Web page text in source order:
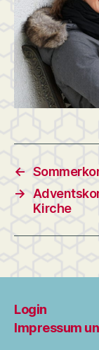
←
→
Kirche
Login
Impressum